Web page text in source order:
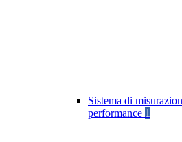
Sistema di
performance 1